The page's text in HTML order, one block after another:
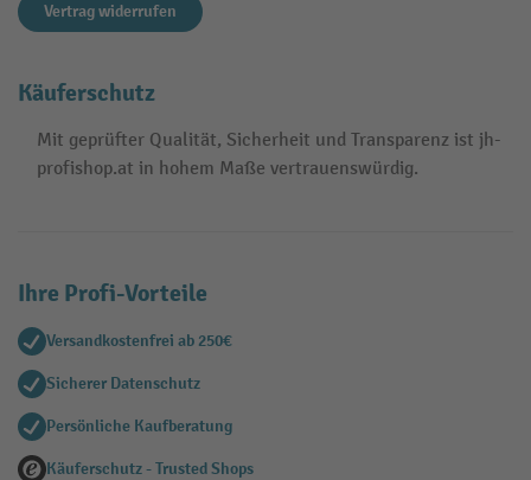
Vertrag widerrufen
Käuferschutz
Mit geprüfter Qualität, Sicherheit und Transparenz ist jh-
profishop.at in hohem Maße vertrauenswürdig.
Ihre Profi-Vorteile
Versandkostenfrei ab 250€
Sicherer Datenschutz
Persönliche Kaufberatung
Käuferschutz - Trusted Shops